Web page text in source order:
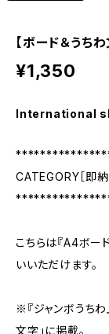
【ボード＆うち
¥1,350
International
CATEGORY［即納
こちらは『A4ボー
いいただけます。
※『ジャンボうち
文字」に掲載。